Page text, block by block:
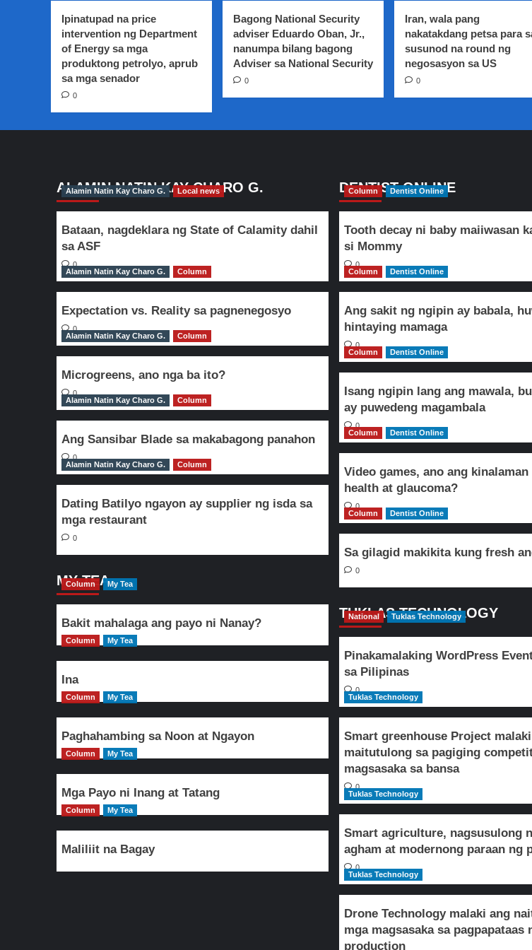
nahulijan
ng
mga
sigarilyo
na
kinasuhan
sa
DOJ
Ipinatupad na price
intervention ng Department
of Energy sa mga
produktong petrolyo, aprub
sa mga senador
0
Bagong National Security
adviser Eduardo Oban, Jr.,
nanumpa bilang bagong
Adviser sa National Security
0
Iran, wala pang
nakatakdang petsa para
susunod na round ng
negosasyon sa US
0
ALAMIN NATIN KAY CHARO G.
Alamin Natin Kay Charo G. Local news
Bataan, nagdeklara ng State of Calamity dahil
sa ASF
0
Alamin Natin Kay Charo G.
Column
Expectation vs. Reality sa pagnenegosyo
0
Alamin Natin Kay Charo G.
Column
Microgreens, ano nga ba ito?
0
Alamin Natin Kay Charo G.
Column
Ang Sansibar Blade sa makabagong panahon
0
Alamin Natin Kay Charo G.
Column
Dating Batilyo ngayon ay supplier ng isda sa
mga restaurant
0
MY TEA
Column My Tea
Bakit mahalaga ang payo ni Nanay?
Column My Tea
Ina
Column My Tea
Paghahambing sa Noon at Ngayon
Column My Tea
Mga Payo ni Inang at Tatang
Column My Tea
Maliliit na Bagay
DENTIST ONLINE
Column Dentist Online
Tooth decay ni baby maiiwasan
si Mommy
0
Column
Dentist Online
Ang sakit ng ngipin ay babala,
hintaying mamaga
0
Column
Dentist Online
Isang ngipin lang ang mawala,
ay puwedeng magambala
0
Column
Dentist Online
Video games, ano ang
health at glaucoma?
0
Column
Dentist Online
Sa gilagid makikita kung fresh
0
TUKLAS TECHNOLOGY
National Tuklas Technology
Pinakamalaking WordPress
sa Pilipinas
0
Tuklas Technology
Smart greenhouse Project
maitutulong sa pagiging
magsasaka sa bansa
0
Tuklas Technology
Smart agriculture, nagsusulong
agham at modernong paraan ng
0
Tuklas Technology
Drone Technology malaki ang
mga magsasaka sa pagpapataas
production